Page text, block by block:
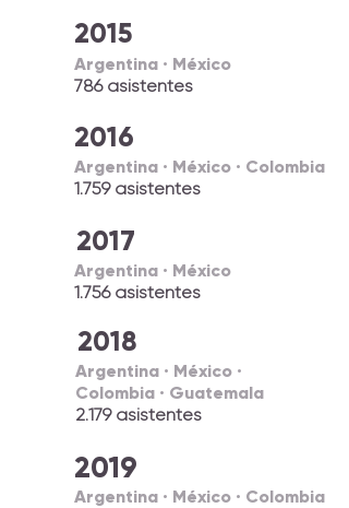
2015
Argentina · México
786 asistentes
2016
Argentina · México · Colombia
1.759 asistentes
2017
Argentina · México
1.756 asistentes
2018
Argentina · México ·
Colombia · Guatemala
2.179 asistentes
2019
Argentina · México · Colombia